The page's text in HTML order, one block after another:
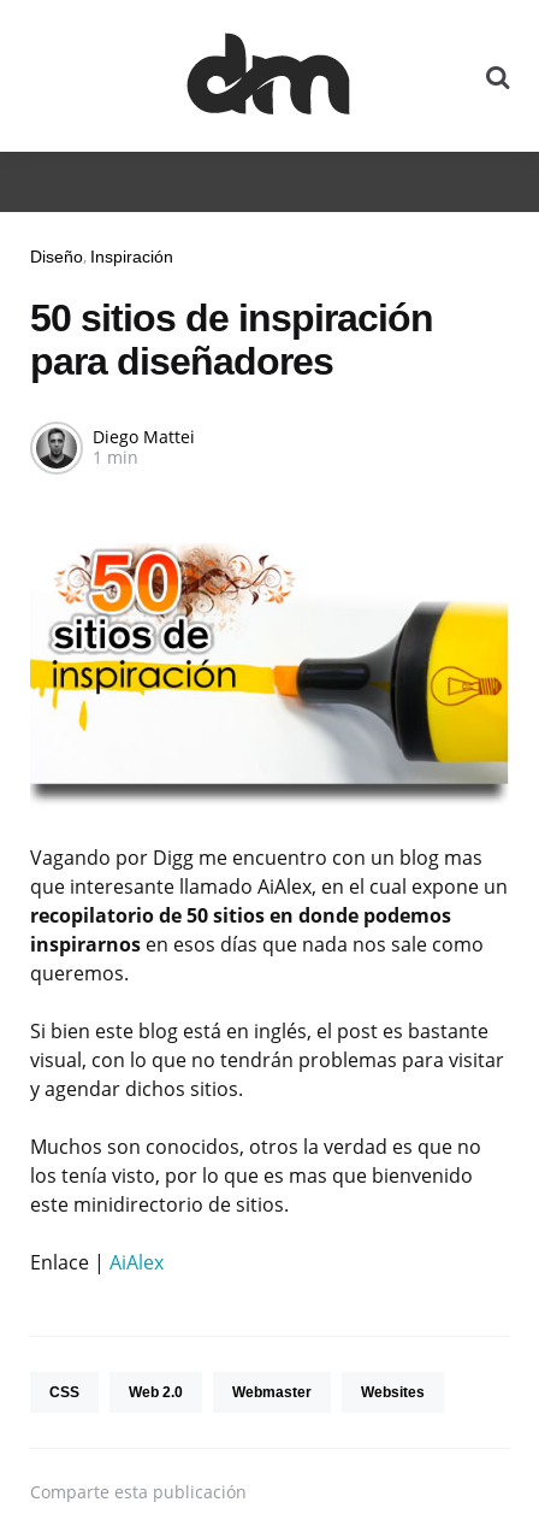
Diseño Inspiración
50 sitios de inspiración
para diseñadores
Diego Mattei
1 min
Vagando por Digg me encuentro con un blog mas
que interesante llamado AiAlex, en el cual expone un
recopilatorio de 50 sitios en donde podemos
inspirarnos en esos días que nada nos sale como
queremos.
Si bien este blog está en inglés, el post es bastante
visual, con lo que no tendrán problemas para visitar
y agendar dichos sitios.
Muchos son conocidos, otros la verdad es que no
los tenía visto, por lo que es mas que bienvenido
este minidirectorio de sitios.
Enlace | AiAlex
CSS Web 2.0 Webmaster Websites
Comparte esta publicación